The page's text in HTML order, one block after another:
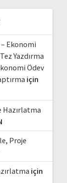
Ekonomi
Yazdırma
Ödev
için
Hazırlatma
Proje
için